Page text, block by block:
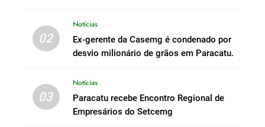
02
Notícias
Ex-gerente da Casemg é condenado por
desvio milionário de grãos em Paracatu.
03
Notícias
Paracatu recebe Encontro Regional de
Empresários do Setcemg